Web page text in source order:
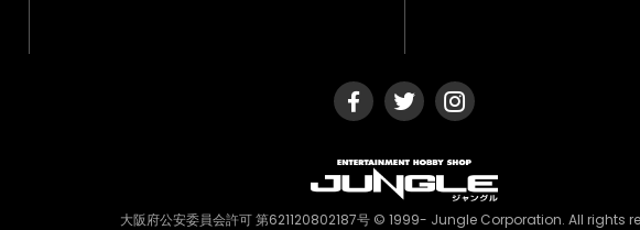
大阪府公安委員会許可 第621120802187号 © 1999- Jungle Corporation. All rights